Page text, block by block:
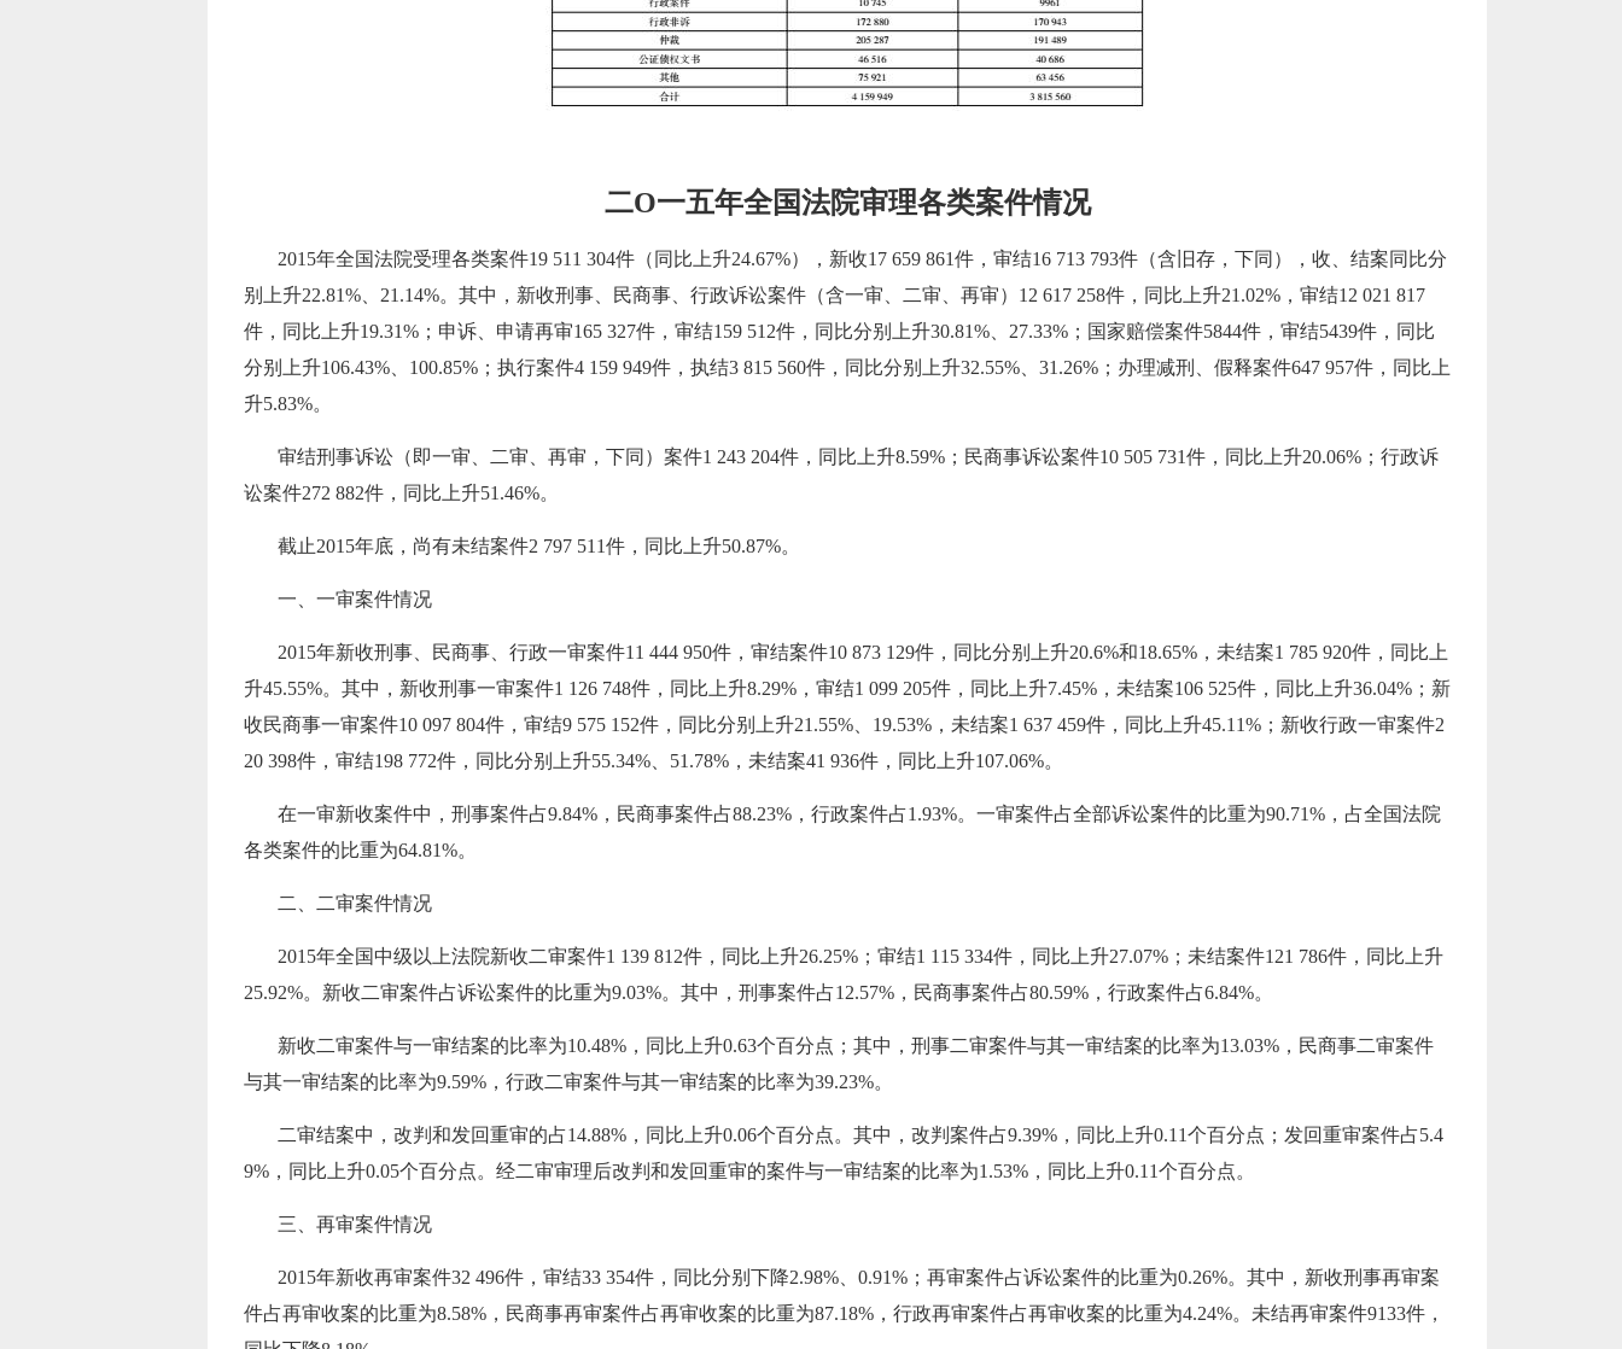
二O一五年全国法院审理各类案件情况
2015年全国法院受理各类案件19 511 304件（同比上升24.67%），新收17 659 861件，审结16 713 793件（含旧存，下同），收、结案同比分
别上升22.81%、21.14%。其中，新收刑事、民商事、行政诉讼案件（含一审、二审、再审）12 617 258件，同比上升21.02%，审结12 021 817
件，同比上升19.31%；申诉、申请再审165 327件，审结159 512件，同比分别上升30.81%、27.33%；国家赔偿案件5844件，审结5439件，同比
分别上升106.43%、100.85%；执行案件4 159 949件，执结3 815 560件，同比分别上升32.55%、31.26%；办理减刑、假释案件647 957件，同比上
升5.83%。
审结刑事诉讼（即一审、二审、再审，下同）案件1 243 204件，同比上升8.59%；民商事诉讼案件10 505 731件，同比上升20.06%；行政诉
讼案件272 882件，同比上升51.46%。
截止2015年底，尚有未结案件2 797 511件，同比上升50.87%。
一、一审案件情况
2015年新收刑事、民商事、行政一审案件11 444 950件，审结案件10 873 129件，同比分别上升20.6%和18.65%，未结案1 785 920件，同比上
升45.55%。其中，新收刑事一审案件1 126 748件，同比上升8.29%，审结1 099 205件，同比上升7.45%，未结案106 525件，同比上升36.04%；新
收民商事一审案件10 097 804件，审结9 575 152件，同比分别上升21.55%、19.53%，未结案1 637 459件，同比上升45.11%；新收行政一审案件2
20 398件，审结198 772件，同比分别上升55.34%、51.78%，未结案41 936件，同比上升107.06%。
在一审新收案件中，刑事案件占9.84%，民商事案件占88.23%，行政案件占1.93%。一审案件占全部诉讼案件的比重为90.71%，占全国法院
各类案件的比重为64.81%。
二、二审案件情况
2015年全国中级以上法院新收二审案件1 139 812件，同比上升26.25%；审结1 115 334件，同比上升27.07%；未结案件121 786件，同比上升
25.92%。新收二审案件占诉讼案件的比重为9.03%。其中，刑事案件占12.57%，民商事案件占80.59%，行政案件占6.84%。
新收二审案件与一审结案的比率为10.48%，同比上升0.63个百分点；其中，刑事二审案件与其一审结案的比率为13.03%，民商事二审案件
与其一审结案的比率为9.59%，行政二审案件与其一审结案的比率为39.23%。
二审结案中，改判和发回重审的占14.88%，同比上升0.06个百分点。其中，改判案件占9.39%，同比上升0.11个百分点；发回重审案件占5.4
9%，同比上升0.05个百分点。经二审审理后改判和发回重审的案件与一审结案的比率为1.53%，同比上升0.11个百分点。
三、再审案件情况
2015年新收再审案件32 496件，审结33 354件，同比分别下降2.98%、0.91%；再审案件占诉讼案件的比重为0.26%。其中，新收刑事再审案
件占再审收案的比重为8.58%，民商事再审案件占再审收案的比重为87.18%，行政再审案件占再审收案的比重为4.24%。未结再审案件9133件，